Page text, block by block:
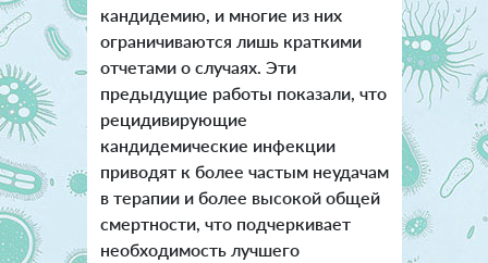
кандидемию, и многие из них
ограничиваются лишь краткими
отчетами о случаях. Эти
предыдущие работы показали, что
рецидивирующие
кандидемические инфекции
приводят к более частым неудачам
в терапии и более высокой общей
смертности, что подчеркивает
необходимость лучшего